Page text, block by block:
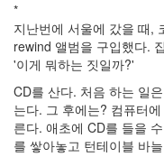
*
지난번에 서울에 갔을 때,
rewind 앨범을 구입했다.
'이게 뭐하는 짓일까?'
CD를 산다. 처음 하는 일
는다. 그 후에는? 컴퓨터
른다. 애초에 CD를 들을
를 쌓아놓고 턴테이블 바
바
일
부
불
효
몇
가
지